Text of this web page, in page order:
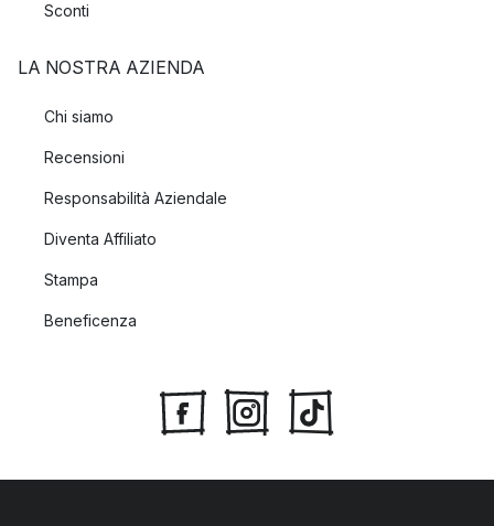
Sconti
LA NOSTRA AZIENDA
Chi siamo
Recensioni
Responsabilità Aziendale
Diventa Affiliato
Stampa
Beneficenza